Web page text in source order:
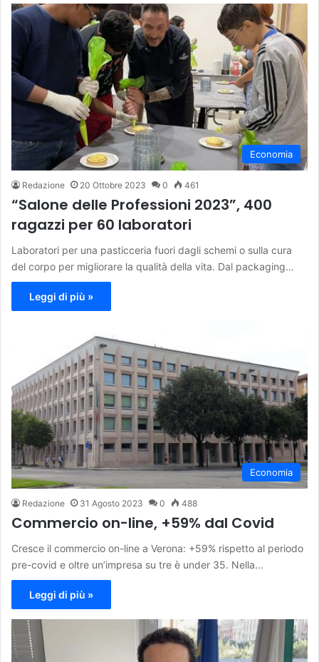
Economia
Redazione 20 Ottobre 2023 0 461
“Salone delle Professioni 2023”, 400
ragazzi per 60 laboratori
Laboratori per una pasticceria fuori dagli schemi o sulla cura
del corpo per migliorare la qualità della vita. Dal packaging…
Leggi di più »
Economia
Redazione 31 Agosto 2023 0 488
Commercio on-line, +59% dal Covid
Cresce il commercio on-line a Verona: +59% rispetto al periodo
pre-covid e oltre un’impresa su tre è under 35. Nella…
Leggi di più »